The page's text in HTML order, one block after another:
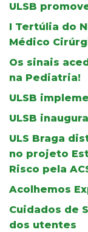
ULSB
I Tertúlia do
Médico
Os sinais
na Pediatria!
ULSB
ULSB
ULS Braga
no projeto
Risco pela
Acolhemos
Cuidados de
dos utentes